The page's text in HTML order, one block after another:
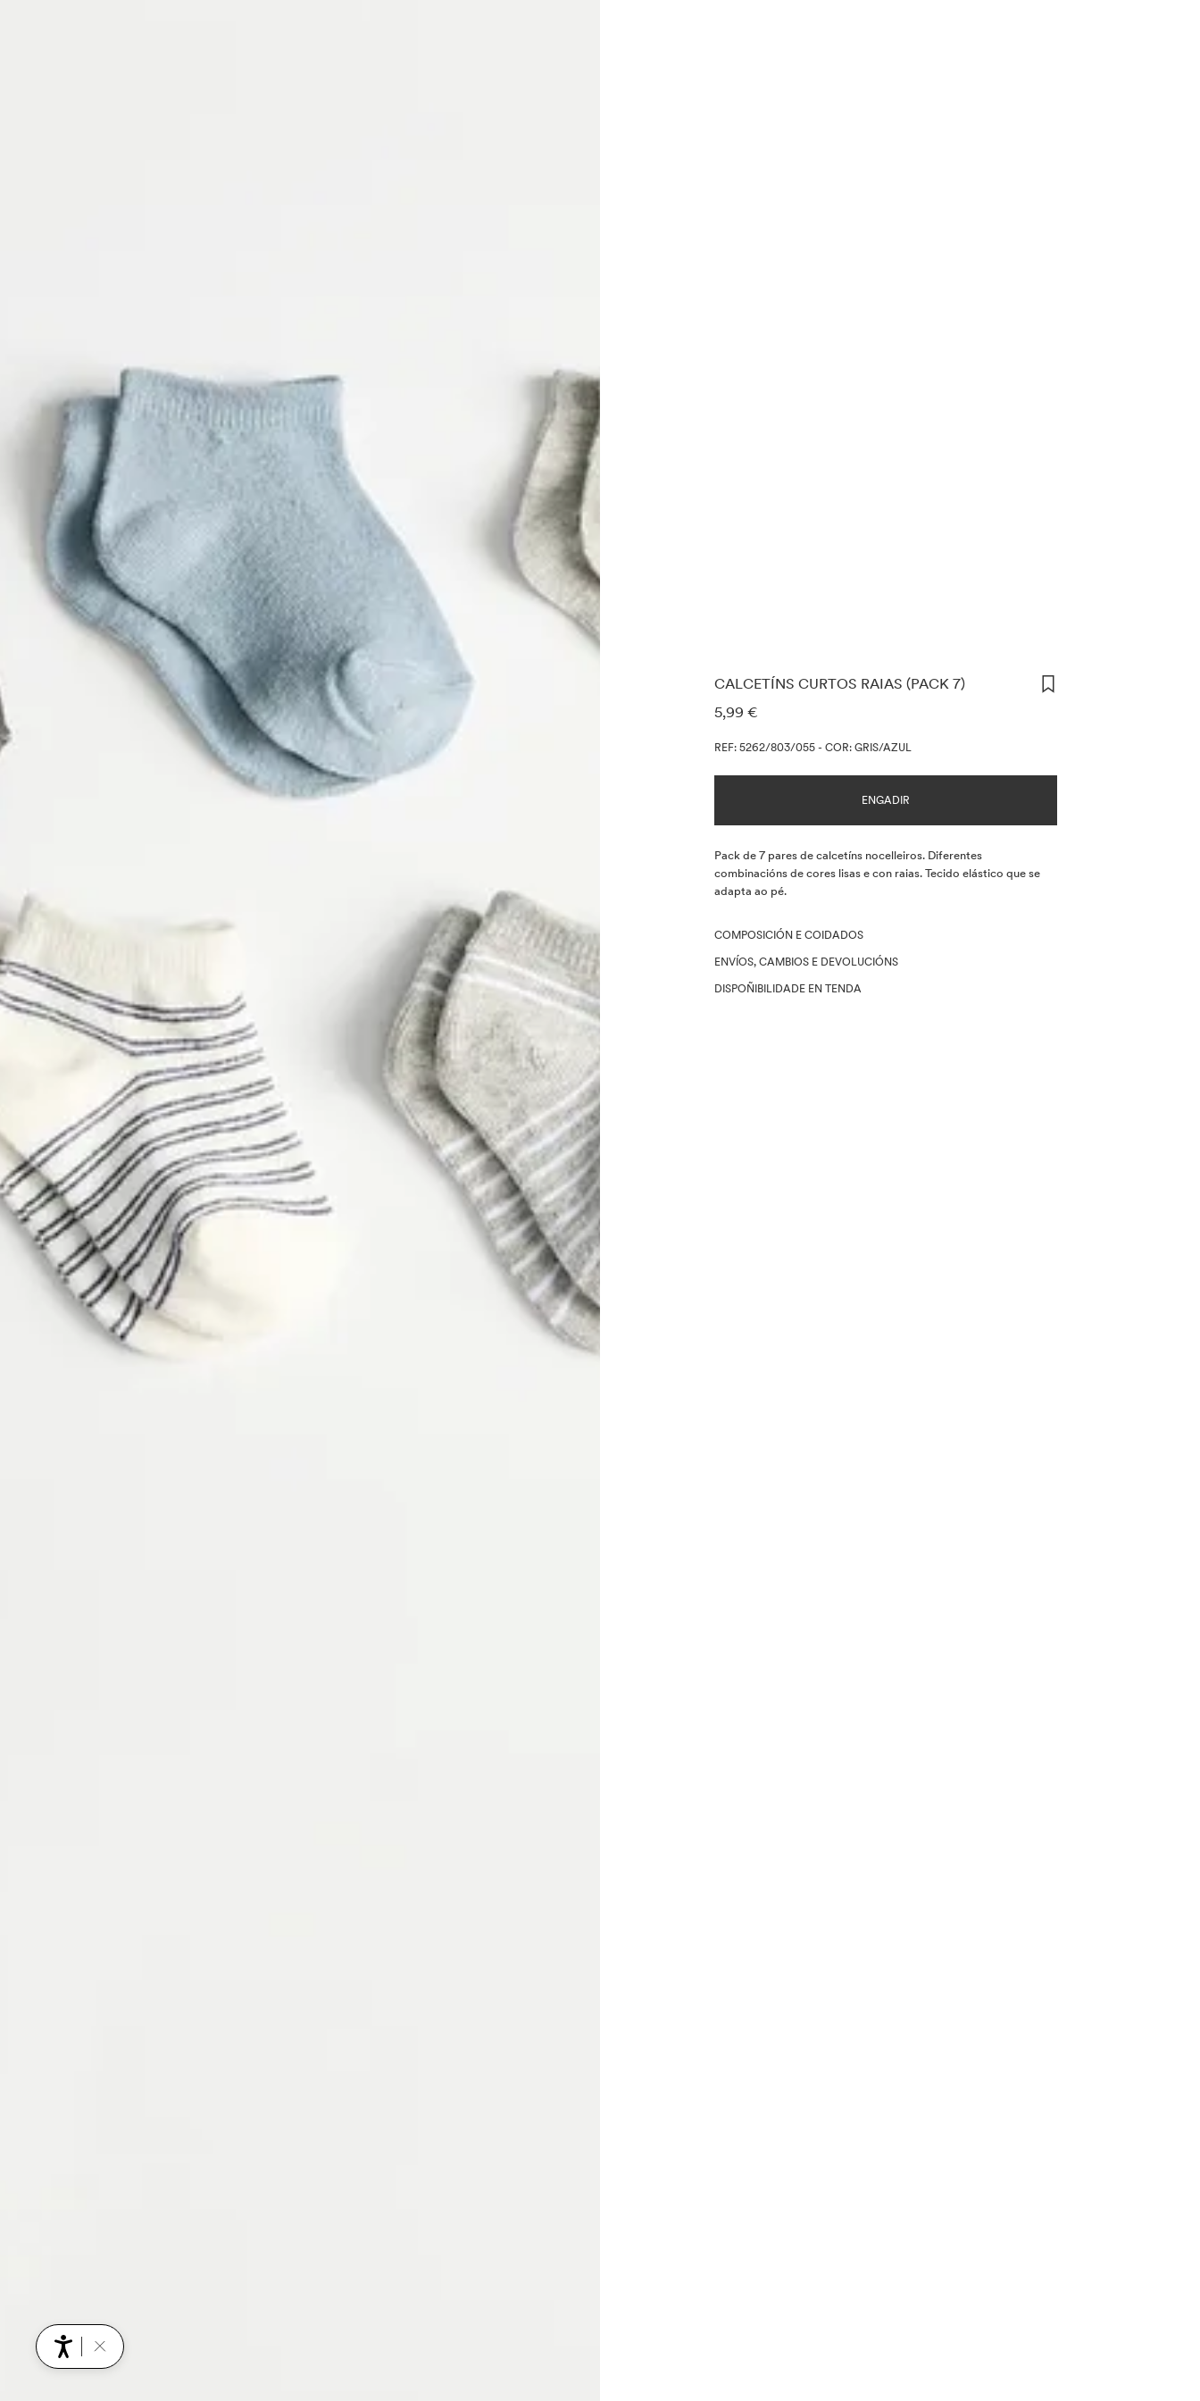
CALCETÍNS CURTOS RAIAS (PACK 7)
INFORMACIÓN DE PREZOS
5,99 €
REF: 5262/803/055-COR: GRIS/AZUL
ENGADIR
Descrición
Pack de 7 pares de calcetíns nocelleiros. Diferentes
combinacións de cores lisas e con raias. Tecido elástico que se
adapta ao pé.
COMPOSICIÓN E COIDADOS
ENVÍOS, CAMBIOS E DEVOLUCIÓNS
DISPOÑIBILIDADE EN TENDA